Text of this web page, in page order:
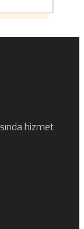
hizmet